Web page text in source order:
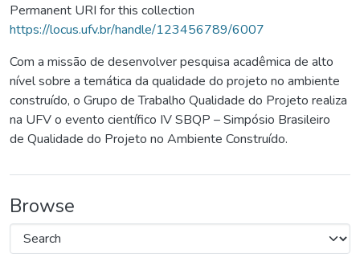
Permanent URI for this collection
https://locus.ufv.br/handle/123456789/6007
Com a missão de desenvolver pesquisa acadêmica de alto
nível sobre a temática da qualidade do projeto no ambiente
construído, o Grupo de Trabalho Qualidade do Projeto realiza
na UFV o evento científico IV SBQP – Simpósio Brasileiro
de Qualidade do Projeto no Ambiente Construído.
Browse